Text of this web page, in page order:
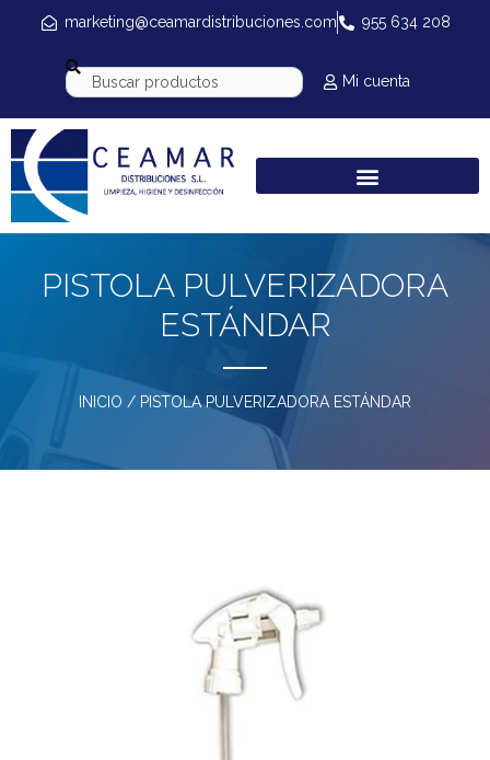
marketing@ceamardistribuciones.com 955 634 208
Mi cuenta
PISTOLA PULVERIZADORA
ESTÁNDAR
INICIO / PISTOLA PULVERIZADORA ESTÁNDAR